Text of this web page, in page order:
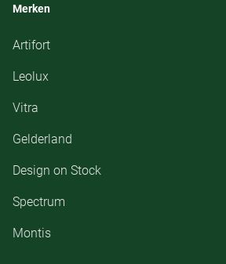
Merken
Artifort
Leolux
Vitra
Gelderland
Design on Stock
Spectrum
Montis